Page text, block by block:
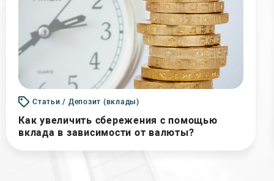
Статьи / Депозит (вклады)
Как увеличить сбережения с помощью
вклада в зависимости от валюты?